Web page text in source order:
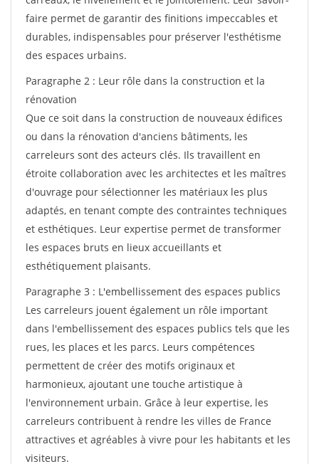
faire permet de garantir des finitions impeccables et
durables, indispensables pour préserver l'esthétisme
des espaces urbains.
Paragraphe 2 : Leur rôle dans la construction et la
rénovation
Que ce soit dans la construction de nouveaux édifices
ou dans la rénovation d'anciens bâtiments, les
carreleurs sont des acteurs clés. Ils travaillent en
étroite collaboration avec les architectes et les maîtres
d'ouvrage pour sélectionner les matériaux les plus
adaptés, en tenant compte des contraintes techniques
et esthétiques. Leur expertise permet de transformer
les espaces bruts en lieux accueillants et
esthétiquement plaisants.
Paragraphe 3 : L'embellissement des espaces publics
Les carreleurs jouent également un rôle important
dans l'embellissement des espaces publics tels que les
rues, les places et les parcs. Leurs compétences
permettent de créer des motifs originaux et
harmonieux, ajoutant une touche artistique à
l'environnement urbain. Grâce à leur expertise, les
carreleurs contribuent à rendre les villes de France
attractives et agréables à vivre pour les habitants et les
visiteurs.